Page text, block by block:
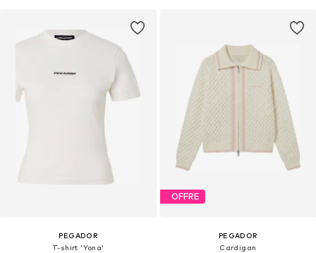
PEGADOR
T-shirt 'Yona'
OFFRE
PEGADOR
Cardigan